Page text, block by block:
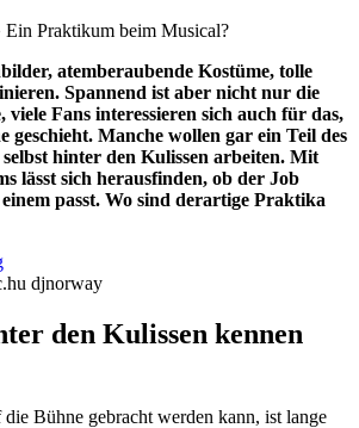
Ein Praktikum beim Musical?
atemberaubende Kostüme, tolle
Spannend ist aber nicht nur die
viele Fans interessieren sich auch für das,
geschieht. Manche wollen gar ein Teil des
hinter den Kulissen arbeiten. Mit
lässt sich herausfinden, ob der Job
passt. Wo sind derartige Praktika
djnorway
den Kulissen kennen
Bühne gebracht werden kann, ist lange